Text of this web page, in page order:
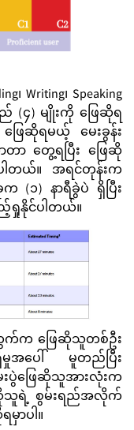
Writing၊ Speaking
ည် (၄) မျိုးကို ဖြေဆိုရ
ြေဆိုရမယ့် မေးခွန်း
တွေ့ရပြီး ဖြေဆို
တယ်။ အရင်တုန်းက
(၁) နာရီခွဲပဲ ရှိပြီး
ရှုနိုင်ပါတယ်။
အတွက်က ဖြေဆိုသူတစ်ဦး
အပေါ် မူတည်ပြီး
ပွဲဖြေဆိုသူအားလုံးက
ေဆိုသူရဲ့ စွမ်းရည်အလိုက်
ာပါ။